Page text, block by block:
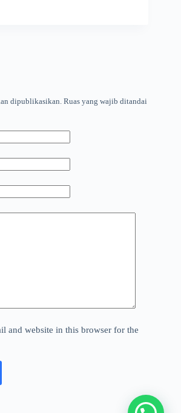
dipublikasikan. Ruas yang wajib ditandai
and website in this browser for the